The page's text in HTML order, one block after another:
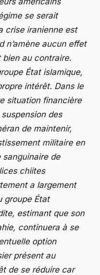
se serait
crise iranienne est
n’amène aucun effet
au contraire.
État islamique,
intérêt. Dans le
situation financière
des
de maintenir,
militaire en
sanguinaire de
chiites
a largement
groupe État
estimant que son
continuera à se
option
présent au
de se réduire car